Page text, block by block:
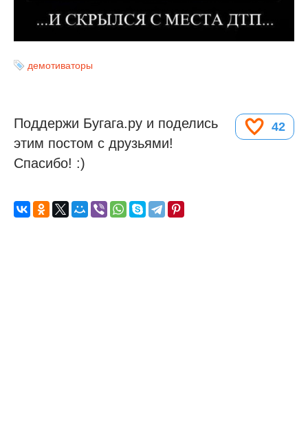
демотиваторы
42
Поддержи Бугага.ру и поделись
этим постом с друзьями!
Спасибо! :)